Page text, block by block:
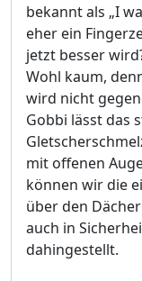
bekannt als „I
eher ein
jetzt besser
Wohl kaum,
wird nicht
Gobbi lässt das
mit offenen
können wir die
über den
auch in
dahingestellt.